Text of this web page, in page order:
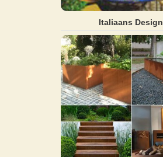
Italiaans Design